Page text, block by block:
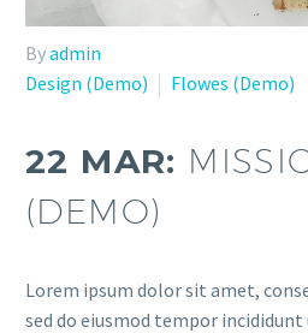
Byadmin
Design (Demo)
Flowes (Demo)
22 MAR:
(DEMO)
Lorem ipsum dolor sit amet,
sed do eiusmod tempor